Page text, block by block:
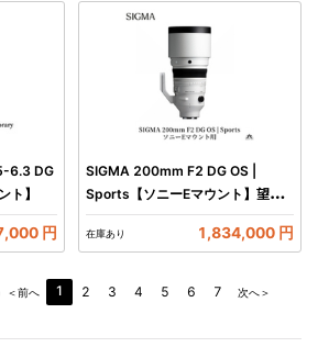
6.3 DG
ト】
円
SIGMA 200mm F2 DG OS |
Sports【ソニーEマウント】望遠
単焦点レンズ
在庫あり 1,834,000 円
＜前へ 1 2 3 4 5 6 7 次へ＞